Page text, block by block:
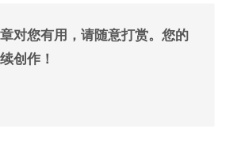
对您有用，请随意打赏。您的
创作！